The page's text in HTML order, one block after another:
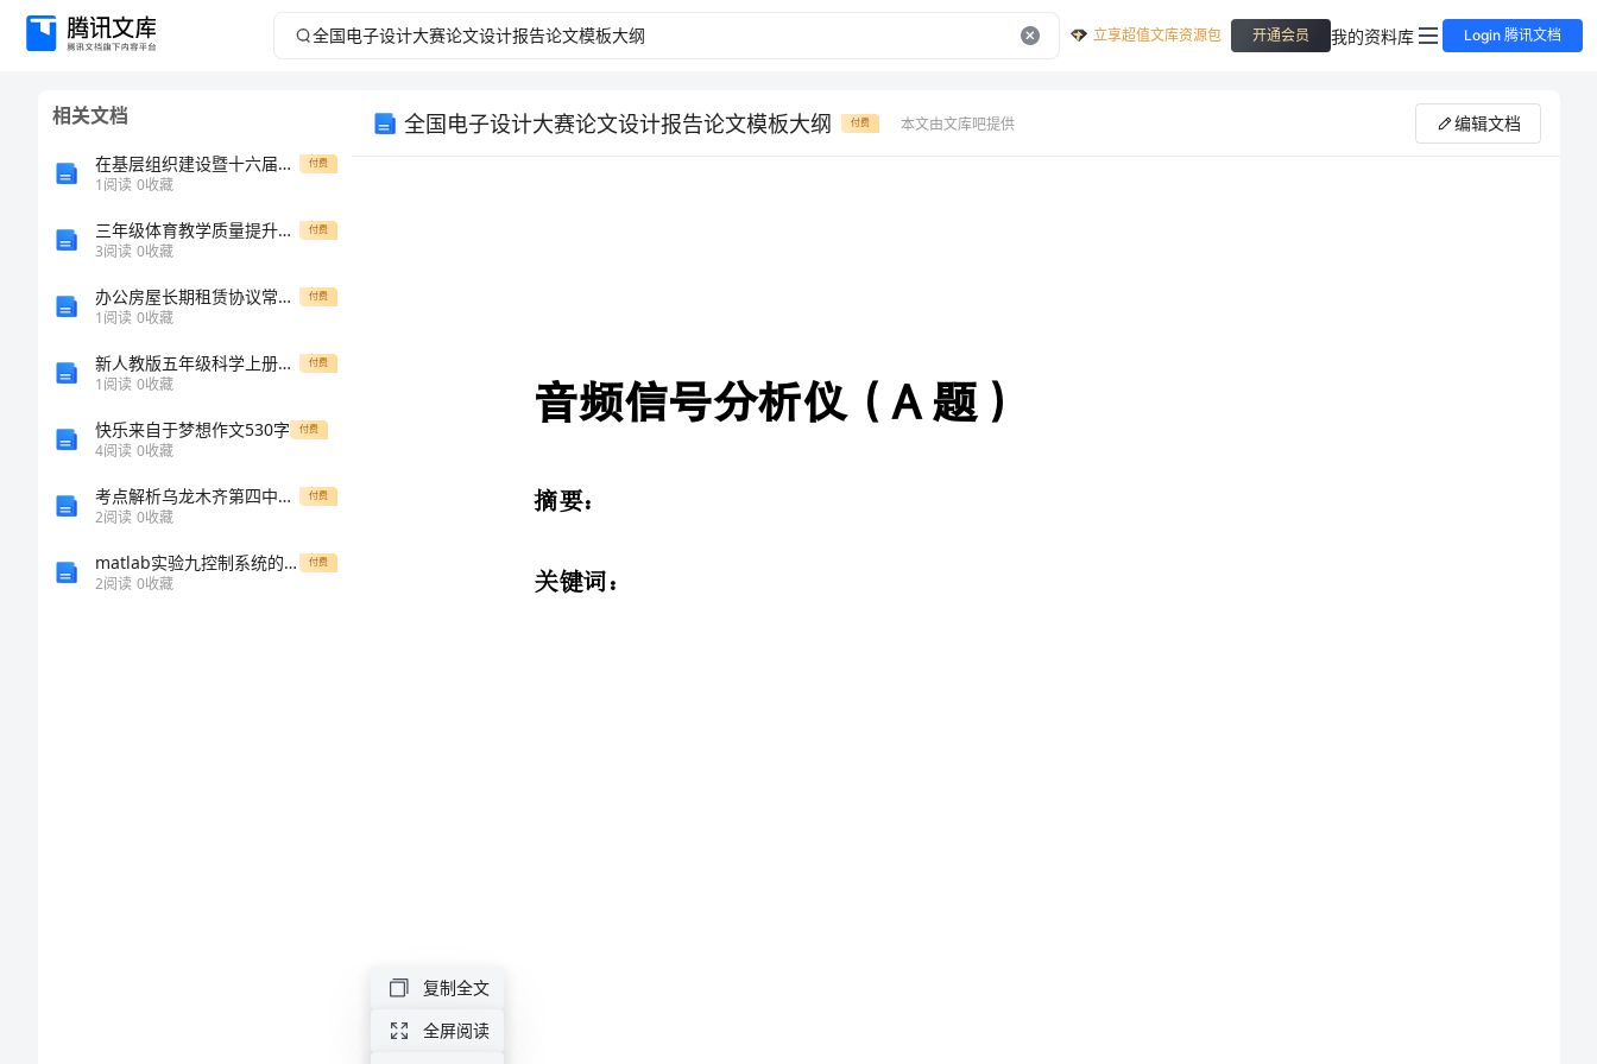
全
立享超值文库资源包 开通会员 我的资料库 Login 腾讯文档
相关文档
在基层组织建设暨十六届科技之冬科普活动动员大会上的讲话[修改版] 付费
1阅读 0收藏
三年级体育教学质量提升的思考与实践 付费
3阅读 0收藏
办公房屋长期租赁协议常用版（四篇） 付费
1阅读 0收藏
新人教版五年级科学上册第一次月考考试题下载 付费
1阅读 0收藏
快乐来自于梦想作文530字 付费
4阅读 0收藏
考点解析乌龙木齐第四中学物理八年级下册期末考试重点解析练习题（含答案详解） 付费
2阅读 0收藏
matlab实验九控制系统的PI校正设计及仿真 付费
2阅读 0收藏
全国电子设计大赛论文设计报告论文模板大纲 付费 本文由文库吧提供 编辑文档
复制全文
全屏阅读